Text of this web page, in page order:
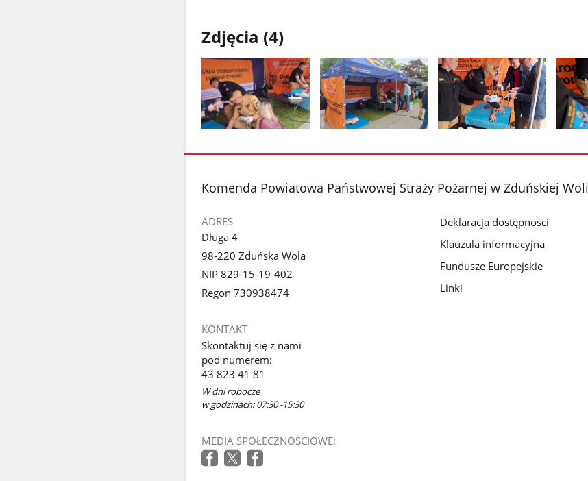
Zdjęcia (4)
galerii.
galerii.
galerii.
galerii.
stopka
Komenda Powiatowa Państwowej Straży Pożarnej w Zduńskiej Woli
ADRES
Długa 4
98-220 Zduńska Wola
NIP 829-15-19-402
Regon 730938474
KONTAKT
Skontaktuj się z nami
pod numerem:
43 823 41 81
W dni robocze
w godzinach: 07:30 -15:30
MEDIA SPOŁECZNOŚCIOWE:
Deklaracja dostępności
Klauzula informacyjna
Fundusze Europejskie
Linki